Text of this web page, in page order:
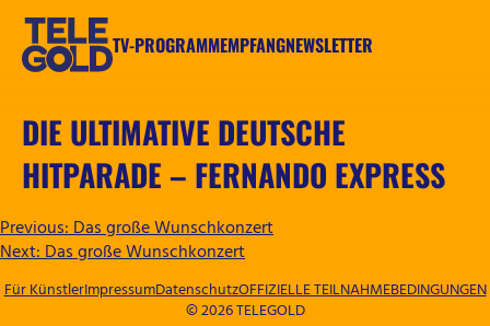
Zum
springen
TV-PROGRAMMEMPFANGNEWSLETTER
DIE ULTIMATIVE DEUTSCHE
HITPARADE – FERNANDO EXPRESS
BEITRAGSNAVIGATION
Previous:Das große Wunschkonzert
Next:Das große Wunschkonzert
© 2026 TELEGOLD
Für KünstlerImpressumDatenschutzOFFIZIELLE TEILNAHMEBEDINGUNGEN